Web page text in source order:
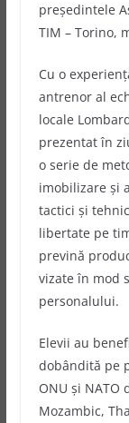
președintele
TIM – Torino,
Cu o
antrenor al
locale
prezentat în
o serie de
imobilizare și
tactici și
libertate pe
prevină
vizate în mod
personalului.
Elevii au
dobândită pe
ONU și NATO
Mozambic,